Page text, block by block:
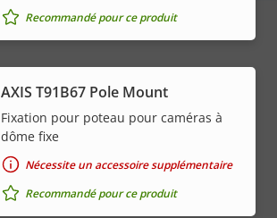
Recommandé pour ce produit
AXIS T91B67 Pole Mount
Fixation pour poteau pour caméras à
dôme fixe
Nécessite un accessoire supplémentaire
Recommandé pour ce produit